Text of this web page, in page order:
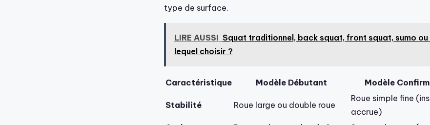
type de surface.
LIRE AUSSI Squat traditionnel, back squat, front squat, sumo ou
lequel choisir ?
Caractéristique Modèle Débutant Modèle
Stabilité Roue large ou double roue
Roue simple fine
accrue)